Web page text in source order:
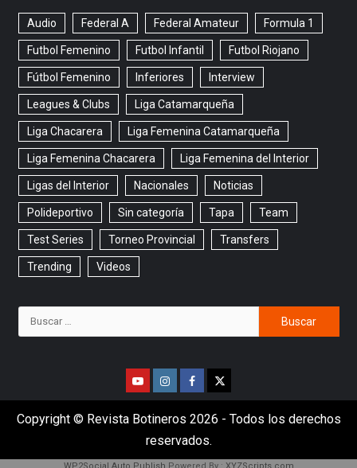
Audio Federal A Federal Amateur Formula 1
Futbol Femenino Futbol Infantil Futbol Riojano
Fútbol Femenino Inferiores Interview
Leagues & Clubs Liga Catamarqueña
Liga Chacarera Liga Femenina Catamarqueña
Liga Femenina Chacarera Liga Femenina del Interior
Ligas del Interior Nacionales Noticias
Polideportivo Sin categoría Tapa Team
Test Series Torneo Provincial Transfers
Trending Videos
Copyright © Revista Botineros 2026 - Todos los derechos
reservados.
WP2Social Auto Publish Powered By : XYZScripts.com